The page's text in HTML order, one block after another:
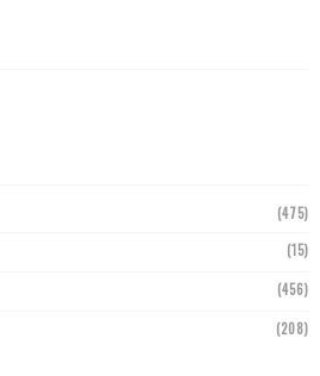
(475)
(15)
(456)
(208)